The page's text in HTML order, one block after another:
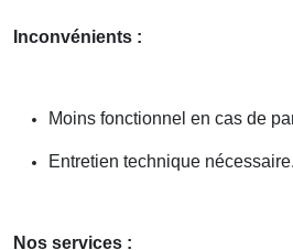
Inconvénients :
Moins fonctionnel en cas de
Entretien technique nécessaire.
Nos services :